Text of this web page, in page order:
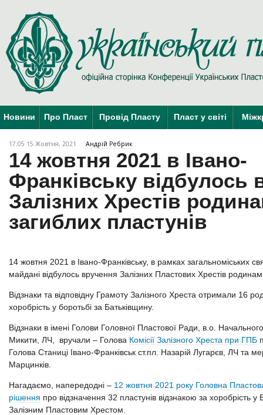
Новини Про Пласт Провід Пласту Пласт у світі
17:05 15 Жовтня, 2021 Андрій Ребрик
14 жовтня 2021 в Івано-
Франківську відбулось
Залізних Хрестів
загиблих пластунів
14 жовтня 2021 в Івано-Франківську, в рамках загальноміських
майдані відбулось вручення Залізних Пластових Хрестів родинам
Відзнаки та відповідну Грамоту Залізного Хреста отримали 16
хоробрість у боротьбі за Батьківщину.
Відзнаки в імені Голови Головної Пластової Ради, в.о.
Микити, ЛЧ, вручали – Голова Комісії Залізного Хреста при ГПБ
Голова Станиці Івано-Франківськ ст.пл. Назарій Лугарєв, ЛЧ та
Марцинків.
Нагадаємо, напередодні – 12 жовтня 2021 року Головна
рішення про відзначення 32 пластунів відзнакою за хоробрість у
Залізним Пластовим Хрестом.